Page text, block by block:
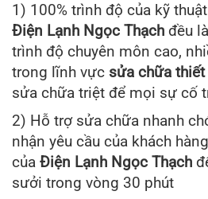
1) 100% trình độ của kỹ
Điện Lạnh Ngọc Thạch đều
trình độ chuyên môn cao,
trong lĩnh vực sửa chữa
sửa chữa triệt để mọi sự cố
2) Hỗ trợ sửa chữa nhanh
nhận yêu cầu của khách
của Điện Lạnh Ngọc Thạch
sưởi trong vòng 30 phút